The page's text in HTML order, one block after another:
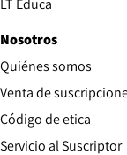
LT Educa
Nosotros
Quiénes somos
Venta de
Código de etica
Servicio al Suscriptor